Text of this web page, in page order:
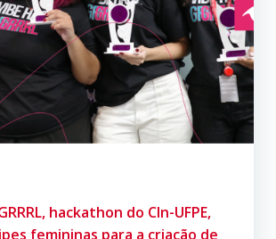
hackathon do CIn-UFPE,
femininas para a criação de